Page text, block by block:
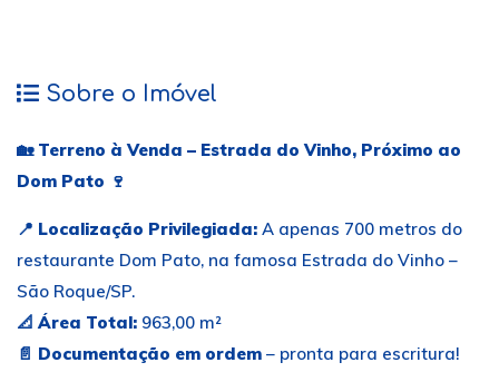
Sobre o Imóvel
🏡 Terreno à Venda – Estrada do Vinho, Próximo ao
Dom Pato 🍷
📍 Localização Privilegiada: A apenas 700 metros do
restaurante Dom Pato, na famosa Estrada do Vinho –
São Roque/SP.
📐Área Total: 963,00 m²
📄 Documentação em ordem – pronta para escritura!